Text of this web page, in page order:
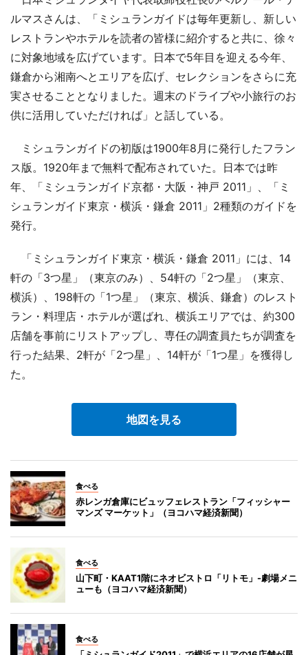
ルマスさんは、「ミシュランガイドは毎年更新し、新しい
レストランやホテルを読者の皆様に紹介すると共に、徐々
に対象地域を広げています。日本で5年目を迎える今年、
鎌倉から湘南へとエリアを広げ、セレクションをさらに充
実させることとなりました。週末のドライブや小旅行のお
供に活用していただければ」と話している。
ミシュランガイドの初版は1900年8月に発行したフラン
ス版。1920年まで無料で配布されていた。日本では昨
年、「ミシュランガイド京都・大阪・神戸 2011」、「ミ
シュランガイド東京・横浜・鎌倉 2011」2種類のガイドを
発行。
「ミシュランガイド東京・横浜・鎌倉 2011」には、14
軒の「3つ星」（東京のみ）、54軒の「2つ星」（東京、
横浜）、198軒の「1つ星」（東京、横浜、鎌倉）のレスト
ラン・料理店・ホテルが選ばれ、横浜エリアでは、約300
店舗を事前にリストアップし、専任の調査員たちが調査を
行った結果、2軒が「2つ星」、14軒が「1つ星」を獲得し
た。
地図を見る
食べる
赤レンガ倉庫にビュッフェレストラン「フィッシャー
マンズ マーケット」（ヨコハマ経済新聞）
食べる
山下町・KAAT1階にネオビストロ「リトモ」-劇場メニ
ューも（ヨコハマ経済新聞）
食べる